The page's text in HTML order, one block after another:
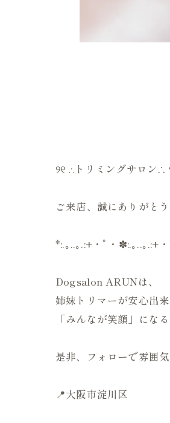
୨୧ ∴トリミングサロン∴
ご来店、誠にありがと
*:.｡..｡.:+・ﾟ・✽:.｡..｡.:+
Dogsalon ARUNは、
姉妹トリマーが安心出
「みんなが笑顔」にな
是非、フォローで雰囲
📍大阪市淀川区